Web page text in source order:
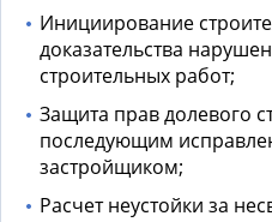
Инициирование
доказательства
строительных работ;
Защита прав долевого
последующим
застройщиком;
Расчет неустойки за